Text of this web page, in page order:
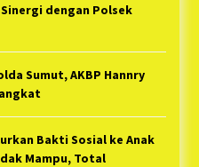
dengan Polsek
Sumut, AKBP Hannry
Bakti Sosial ke Anak
Mampu, Total